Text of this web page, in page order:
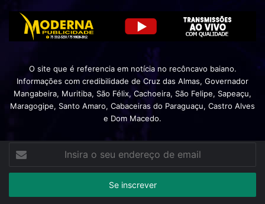
O site que é referencia em notícia no recôncavo baiano.
Informações com credibilidade de Cruz das Almas, Governador
Mangabeira, Muritiba, São Félix, Cachoeira, São Felipe, Sapeaçu,
Maragogipe, Santo Amaro, Cabaceiras do Paraguaçu, Castro Alves
e Dom Macedo.
seu
de